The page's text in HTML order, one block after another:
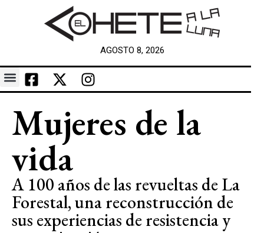
AGOSTO 8, 2026
Mujeres de la
vida
A 100 años de las revueltas de La
Forestal, una reconstrucción de
sus experiencias de resistencia y